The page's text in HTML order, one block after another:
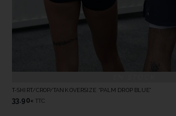
T-SHIRT/CROP/TANK OVERSIZE “PALM DROP BLUE”
33.90 € TTC